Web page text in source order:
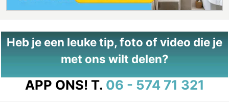
Heb je een leuke tip, foto of video die je
met ons wilt delen?
APP ONS! T. 06 - 574 71 321